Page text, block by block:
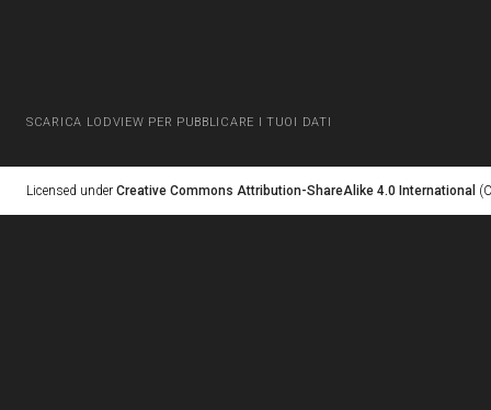
SCARICA LODVIEW PER PUBBLICARE I TUOI DATI
Licensed under Creative Commons Attribution-ShareAlike 4.0 International